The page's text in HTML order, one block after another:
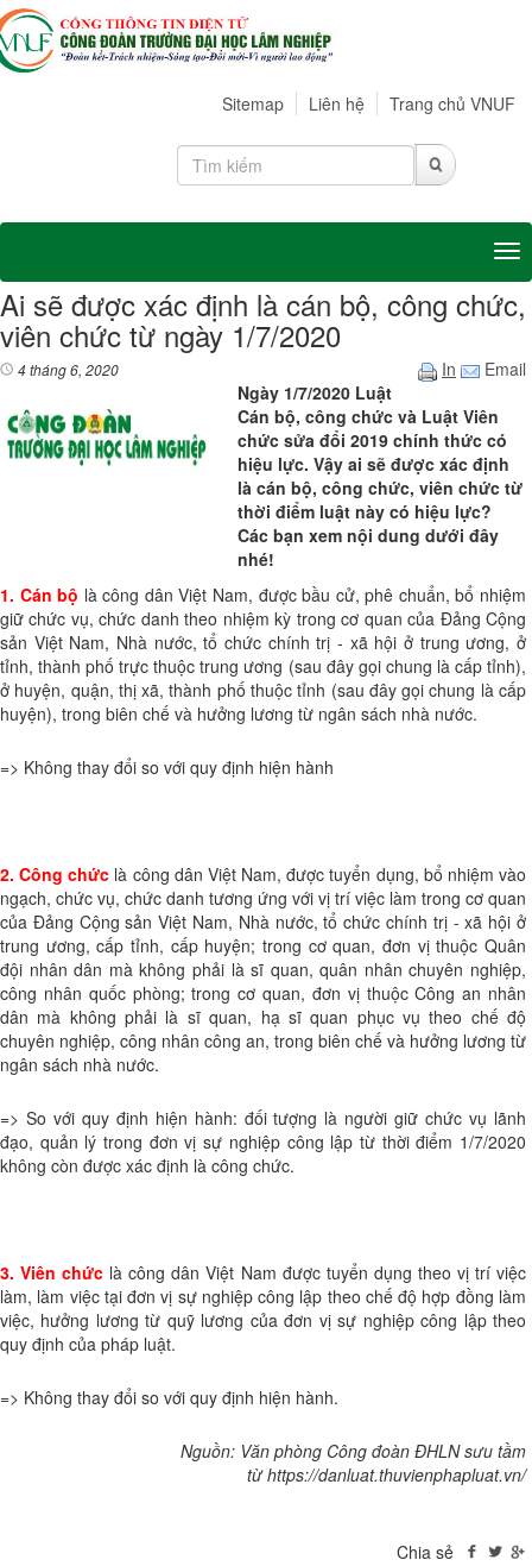
Sitemap Liên hệ Trang chủ VNUF
Ai sẽ được xác định là cán bộ, công chức,
viên chức từ ngày 1/7/2020
4 tháng 6, 2020 In
Email
Ngày 1/7/2020 Luật
Cán bộ, công chức và Luật Viên
chức sửa đổi 2019 chính thức có
hiệu lực. Vậy ai sẽ được xác định
là cán bộ, công chức, viên chức từ
thời điểm luật này có hiệu lực?
Các bạn xem nội dung dưới đây
nhé!
1. Cán bộ là công dân Việt Nam, được bầu cử, phê chuẩn, bổ nhiệm
giữ chức vụ, chức danh theo nhiệm kỳ trong cơ quan của Đảng Cộng
sản Việt Nam, Nhà nước, tổ chức chính trị - xã hội ở trung ương, ở
tỉnh, thành phố trực thuộc trung ương (sau đây gọi chung là cấp tỉnh),
ở huyện, quận, thị xã, thành phố thuộc tỉnh (sau đây gọi chung là cấp
huyện), trong biên chế và hưởng lương từ ngân sách nhà nước.
=> Không thay đổi so với quy định hiện hành
2. Công chức là công dân Việt Nam, được tuyển dụng, bổ nhiệm vào
ngạch, chức vụ, chức danh tương ứng với vị trí việc làm trong cơ quan
của Đảng Cộng sản Việt Nam, Nhà nước, tổ chức chính trị - xã hội ở
trung ương, cấp tỉnh, cấp huyện; trong cơ quan, đơn vị thuộc Quân
đội nhân dân mà không phải là sĩ quan, quân nhân chuyên nghiệp,
công nhân quốc phòng; trong cơ quan, đơn vị thuộc Công an nhân
dân mà không phải là sĩ quan, hạ sĩ quan phục vụ theo chế độ
chuyên nghiệp, công nhân công an, trong biên chế và hưởng lương từ
ngân sách nhà nước.
=> So với quy định hiện hành: đối tượng là người giữ chức vụ lãnh
đạo, quản lý trong đơn vị sự nghiệp công lập từ thời điểm 1/7/2020
không còn được xác định là công chức.
3. Viên chức là công dân Việt Nam được tuyển dụng theo vị trí việc
làm, làm việc tại đơn vị sự nghiệp công lập theo chế độ hợp đồng làm
việc, hưởng lương từ quỹ lương của đơn vị sự nghiệp công lập theo
quy định của pháp luật.
=> Không thay đổi so với quy định hiện hành.
Nguồn: Văn phòng Công đoàn ĐHLN sưu tầm
từ https://danluat.thuvienphapluat.vn/
Chia sẻ